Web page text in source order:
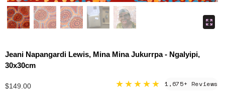
Jeani Napangardi Lewis, Mina Mina Jukurrpa - Ngalyipi,
30x30cm
$149.00 ★★★★★ 1,675+ Reviews